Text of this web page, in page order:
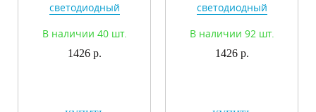
светодиодный
Raggio 376617
В наличии 40 шт.
1426 р.
светодиодный
Raggio 377607
В наличии 92 шт.
1426 р.